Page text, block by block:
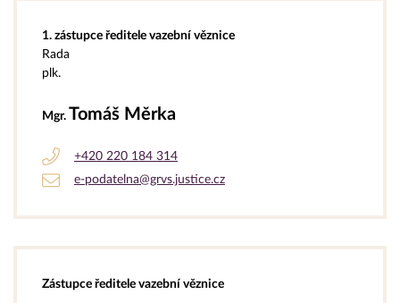
1. zástupce ředitele vazební věznice
Rada
plk.
Mgr. Tomáš Měrka
+420 220 184 314
e-podatelna@grvs.justice.cz
Zástupce ředitele vazební věznice